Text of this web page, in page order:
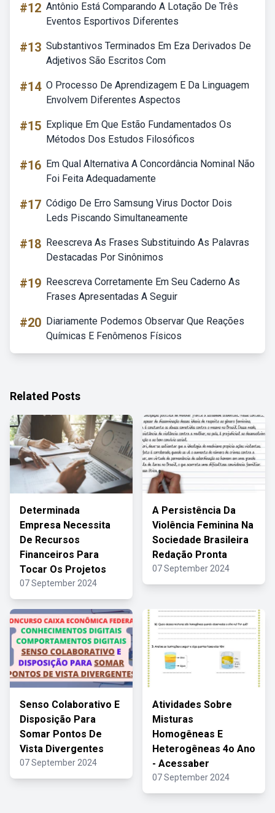
#12 Antônio Está Comparando A Lotação De Três
Eventos Esportivos Diferentes
#13 Substantivos Terminados Em Eza Derivados De
Adjetivos São Escritos Com
#14 O Processo De Aprendizagem E Da Linguagem
Envolvem Diferentes Aspectos
#15 Explique Em Que Estão Fundamentados Os
Métodos Dos Estudos Filosóficos
#16 Em Qual Alternativa A Concordância Nominal Não
Foi Feita Adequadamente
#17 Código De Erro Samsung Virus Doctor Dois
Leds Piscando Simultaneamente
#18 Reescreva As Frases Substituindo As Palavras
Destacadas Por Sinônimos
#19 Reescreva Corretamente Em Seu Caderno As
Frases Apresentadas A Seguir
#20 Diariamente Podemos Observar Que Reações
Químicas E Fenômenos Físicos
Related Posts
Determinada
Empresa Necessita
De Recursos
Financeiros Para
Tocar Os Projetos
07 September 2024
A Persistência Da
Violência Feminina Na
Sociedade Brasileira
Redação Pronta
07 September 2024
Senso Colaborativo E
Disposição Para
Somar Pontos De
Vista Divergentes
07 September 2024
Atividades Sobre
Misturas
Homogêneas E
Heterogêneas 4o Ano
- Acessaber
07 September 2024